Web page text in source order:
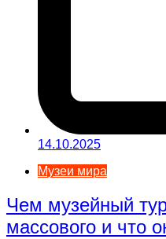
14.10.2025
Музеи мира
Чем музейный
массового и что